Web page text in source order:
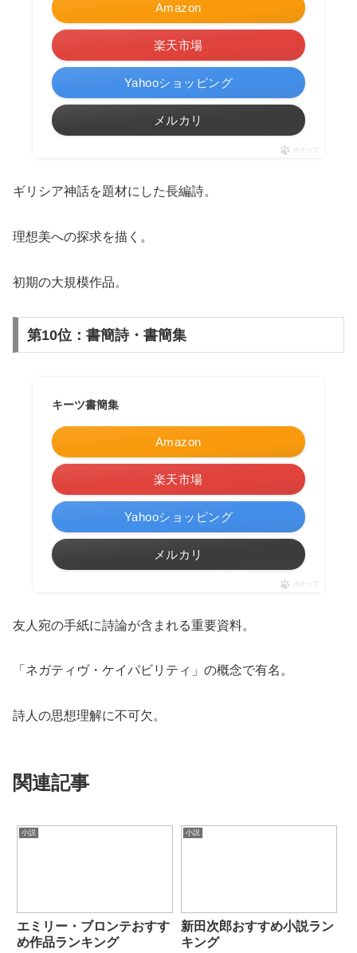
Amazon
楽天市場
Yahooショッピング
メルカリ
ポチップ
ギリシア神話を題材にした長編詩。
理想美への探求を描く。
初期の大規模作品。
第10位：書簡詩・書簡集
キーツ書簡集
Amazon
楽天市場
Yahooショッピング
メルカリ
ポチップ
友人宛の手紙に詩論が含まれる重要資料。
「ネガティヴ・ケイパビリティ」の概念で有名。
詩人の思想理解に不可欠。
関連記事
小説
エミリー・ブロンテおすす
め作品ランキング
小説
新田次郎おすすめ小説ラン
キング